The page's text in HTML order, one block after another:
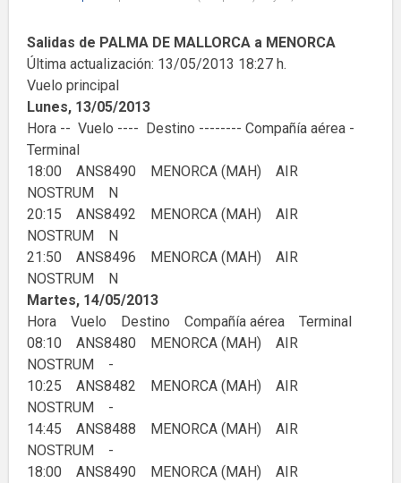
Salidas de PALMA DE MALLORCA a MENORCA
Última actualización: 13/05/2013 18:27 h.
Vuelo principal
Lunes, 13/05/2013
Hora -- Vuelo ---- Destino -------- Compañía aérea -
Terminal
18:00 ANS8490 MENORCA (MAH) AIR
NOSTRUM N
20:15 ANS8492 MENORCA (MAH) AIR
NOSTRUM N
21:50 ANS8496 MENORCA (MAH) AIR
NOSTRUM N
Martes, 14/05/2013
Hora Vuelo Destino Compañía aérea Terminal
08:10 ANS8480 MENORCA (MAH) AIR
NOSTRUM -
10:25 ANS8482 MENORCA (MAH) AIR
NOSTRUM -
14:45 ANS8488 MENORCA (MAH) AIR
NOSTRUM -
18:00 ANS8490 MENORCA (MAH) AIR